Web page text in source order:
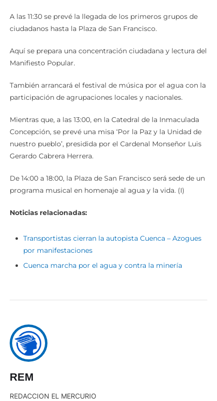
A las 11:30 se prevé la llegada de los primeros grupos de
ciudadanos hasta la Plaza de San Francisco.
Aquí se prepara una concentración ciudadana y lectura del
Manifiesto Popular.
También arrancará el festival de música por el agua con la
participación de agrupaciones locales y nacionales.
Mientras que, a las 13:00, en la Catedral de la Inmaculada
Concepción, se prevé una misa ‘Por la Paz y la Unidad de
nuestro pueblo’, presidida por el Cardenal Monseñor Luis
Gerardo Cabrera Herrera.
De 14:00 a 18:00, la Plaza de San Francisco será sede de un
programa musical en homenaje al agua y la vida. (I)
Noticias relacionadas:
Transportistas cierran la autopista Cuenca – Azogues
por manifestaciones
Cuenca marcha por el agua y contra la minería
REM
REDACCION EL MERCURIO